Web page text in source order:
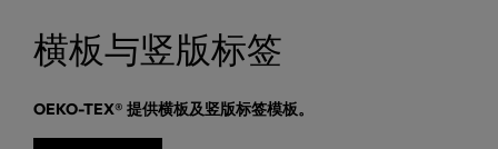
横板与竖版标签
OEKO-TEX® 提供横板及竖版标签模板。